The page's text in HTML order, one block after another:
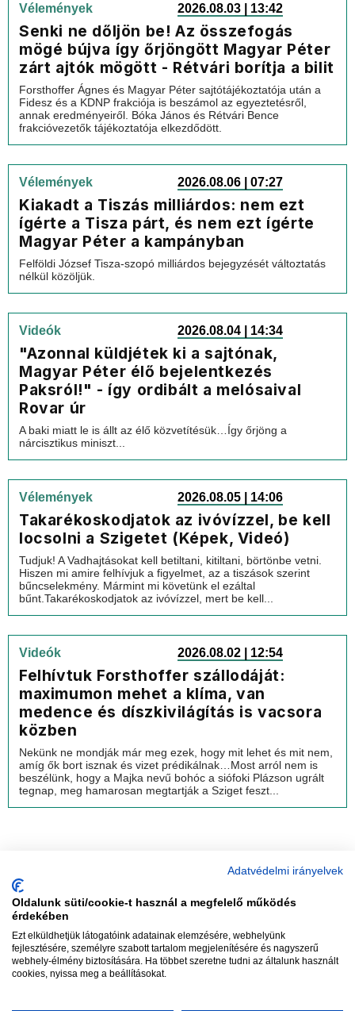
Vélemények 2026.08.03 | 13:42
Senki ne dőljön be! Az összefogás
mögé bújva így őrjöngött Magyar Péter
zárt ajtók mögött - Rétvári borítja a bilit
Forsthoffer Ágnes és Magyar Péter sajtótájékoztatója után a
Fidesz és a KDNP frakciója is beszámol az egyeztetésről,
annak eredményeiről. Bóka János és Rétvári Bence
frakcióvezetők tájékoztatója elkezdődött.
Vélemények 2026.08.06 | 07:27
Kiakadt a Tiszás milliárdos: nem ezt
ígérte a Tisza párt, és nem ezt ígérte
Magyar Péter a kampányban
Felföldi József Tisza-szopó milliárdos bejegyzését változtatás
nélkül közöljük.
Videók 2026.08.04 | 14:34
"Azonnal küldjétek ki a sajtónak,
Magyar Péter élő bejelentkezés
Paksról!" - így ordibált a melósaival
Rovar úr
A baki miatt le is állt az élő közvetítésük…Így őrjöng a
nárcisztikus miniszt...
Vélemények 2026.08.05 | 14:06
Takarékoskodjatok az ivóvízzel, be kell
locsolni a Szigetet (Képek, Videó)
Tudjuk! A Vadhajtásokat kell betiltani, kitiltani, börtönbe vetni.
Hiszen mi amire felhívjuk a figyelmet, az a tiszások szerint
bűncselekmény. Mármint mi követünk el ezáltal
bűnt.Takarékoskodjatok az ivóvízzel, mert be kell...
Videók 2026.08.02 | 12:54
Felhívtuk Forsthoffer szállodáját:
maximumon mehet a klíma, van
medence és díszkivilágítás is vacsora
közben
Nekünk ne mondják már meg ezek, hogy mit lehet és mit nem,
amíg ők bort isznak és vizet prédikálnak…Most arról nem is
beszélünk, hogy a Majka nevű bohóc a siófoki Plázson ugrált
tegnap, meg hamarosan megtartják a Sziget feszt...
Szerkesztőség:szerk@vadhajtasok.hu
Modi:moderator@vadhajtasok.hu
Adatvédelmi irányelvek
Oldalunk süti/cookie-t használ a megfelelő működés
érdekében
Ezt elküldhetjük látogatóink adatainak elemzésére, webhelyünk
fejlesztésére, személyre szabott tartalom megjelenítésére és nagyszerű
webhely-élmény biztosítására. Ha többet szeretne tudni az általunk használt
cookies, nyissa meg a beállításokat.